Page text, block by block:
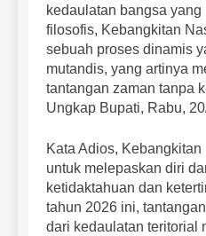
kedaulatan bangsa
filosofis, Kebangkitan
sebuah proses dinamis
mutandis, yang artinya
tantangan zaman tanpa
Ungkap Bupati, Rabu,
Kata Adios,
untuk melepaskan diri
ketidaktahuan dan
tahun 2026 ini,
dari kedaulatan teritorial